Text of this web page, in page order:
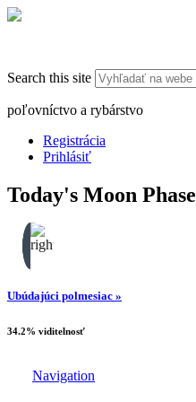
Search this site
poľovníctvo a rybárstvo
Registrácia
Prihlásiť
Today's Moon Phase
Ubúdajúci polmesiac »
34.2% viditelnosť
Navigation